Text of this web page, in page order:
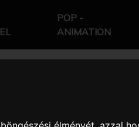
POP -
ANIMATION